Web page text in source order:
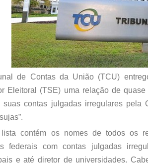
de Contas da União (TCU)
Eleitoral (TSE) uma relação de
suas contas julgadas irregulares
lista contém os nomes de todos os
federais com contas julgadas
e até diretor de universidades.